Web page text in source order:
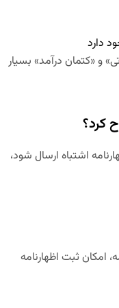
دارد
و «کتمان درآمد» بسیار
کرد؟
اشتباه ارسال شود،
امکان ثبت اظهارنامه